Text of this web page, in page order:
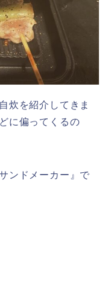
炊を紹介してきま
に偏ってくるの
ンドメーカー』で